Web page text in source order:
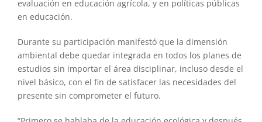
evaluación en educación agrícola, y en políticas públicas
en educación.
Durante su participación manifestó que la dimensión
ambiental debe quedar integrada en todos los planes de
estudios sin importar el área disciplinar, incluso desde el
nivel básico, con el fin de satisfacer las necesidades del
presente sin comprometer el futuro.